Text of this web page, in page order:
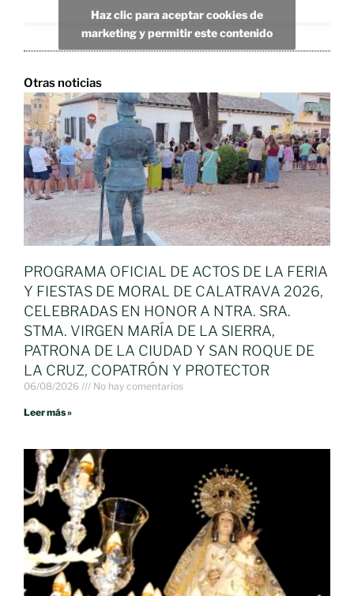
Haz clic para aceptar cookies de
marketing y permitir este contenido
Otras noticias
PROGRAMA OFICIAL DE ACTOS DE LA FERIA
Y FIESTAS DE MORAL DE CALATRAVA 2026,
CELEBRADAS EN HONOR A NTRA. SRA.
STMA. VIRGEN MARÍA DE LA SIERRA,
PATRONA DE LA CIUDAD Y SAN ROQUE DE
LA CRUZ, COPATRÓN Y PROTECTOR
06/08/2026 No hay comentarios
Leer más »